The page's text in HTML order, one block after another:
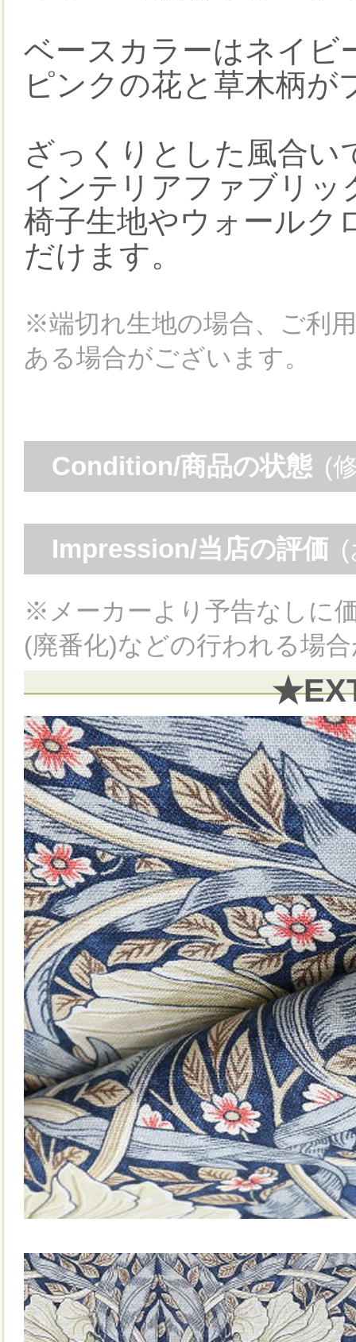
ベースカラーはネイビ
ピンクの花と草木柄
ざっくりとした風合い
インテリアファブリッ
椅子生地やウォールク
だけます。
※端切れ生地の場合、ご利
ある場合がございます。
Condition/商品の状態 (
Impression/当店の評価
※メーカーより予告なしに
(廃番化)などの行われる場